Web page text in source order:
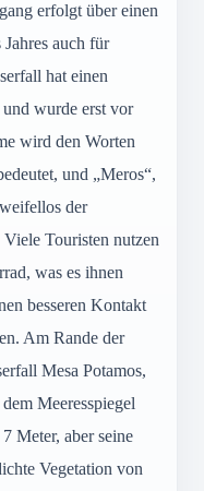
erfolgt über einen
auch für
hat einen
wurde erst vor
wird den Worten
und „Meros“,
der
Touristen nutzen
was es ihnen
besseren Kontakt
Am Rande der
Mesa Potamos,
Meeresspiegel
Meter, aber seine
Vegetation von